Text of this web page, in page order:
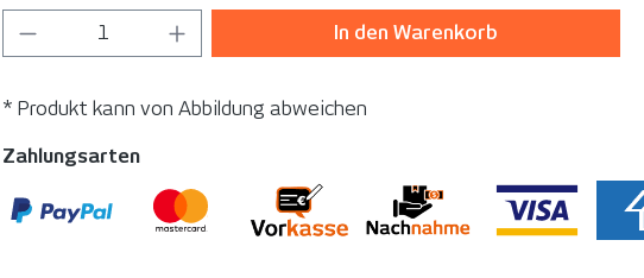
Produkt Anzahl: Gib den gewünschten Wert
In den Warenkorb
* Produkt kann von Abbildung abweichen
Zahlungsarten